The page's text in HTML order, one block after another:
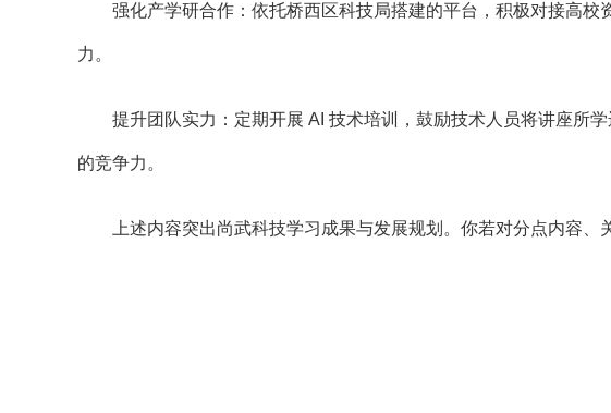
强化产学研合作：依托桥西区科技局搭建的平台，积极对接高校
力。
提升团队实力：定期开展 AI 技术培训，鼓励技术人员将讲座所学
的竞争力。
上述内容突出尚武科技学习成果与发展规划。你若对分点内容、